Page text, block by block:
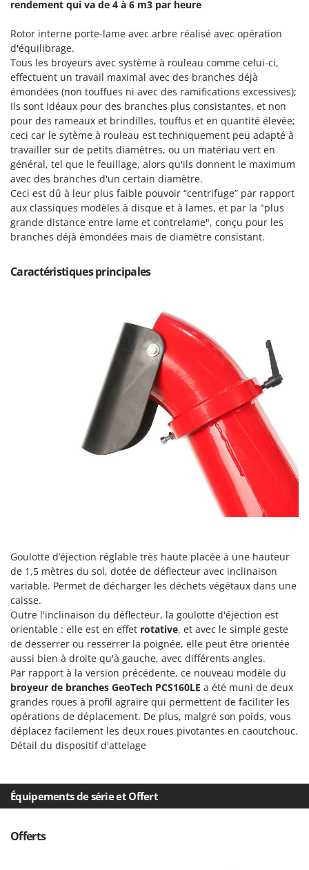
Stiga
Stocker
Sunseeker
T
Tecla
TecnoGen
Tellarini Pompe
Telwin
Tenco
Tineco
Titania
Tornado
Trev - Abrek - TecnoVIR
Wiper EcoRobot
Wolf Garten
Wortex
Worx
Y Yard Force
Z
Zanon
Zephir
ZGrills
Zomax
rendement qui va de 4 à 6 m3 par heure
Rotor interne porte-lame avec arbre réalisé avec opération
d'équilibrage.
Tous les broyeurs avec système à rouleau comme celui-ci,
effectuent un travail maximal avec des branches déjà
émondées (non touffues ni avec des ramifications excessives);
Ils sont idéaux pour des branches plus consistantes, et non
pour des rameaux et brindilles, touffus et en quantité élevée;
ceci car le sytème à rouleau est techniquement peu adapté à
travailler sur de petits diamètres, ou un matériau vert en
général, tel que le feuillage, alors qu'ils donnent le maximum
avec des branches d'un certain diamètre.
Ceci est dû à leur plus faible pouvoir “centrifuge” par rapport
aux classiques modèles à disque et à lames, et par la "plus
grande distance entre lame et contrelame", conçu pour les
branches déjà émondées mais de diamètre consistant.
Caractéristiques principales
Goulotte d’éjection réglable très haute placée à une hauteur
de 1,5 mètres du sol, dotée de déflecteur avec inclinaison
variable. Permet de décharger les déchets végétaux dans une
caisse.
Outre l'inclinaison du déflecteur, la goulotte d'éjection est
orientable : elle est en effet rotative, et avec le simple geste
de desserrer ou resserrer la poignée, elle peut être orientée
aussi bien à droite qu'à gauche, avec différents angles.
Par rapport à la version précédente, ce nouveau modèle du
broyeur de branches GeoTech PCS160LE a été muni de deux
grandes roues à profil agraire qui permettent de faciliter les
opérations de déplacement. De plus, malgré son poids, vous
déplacez facilement les deux roues pivotantes en caoutchouc.
Détail du dispositif d'attelage
Équipements de série et Offert
Offerts